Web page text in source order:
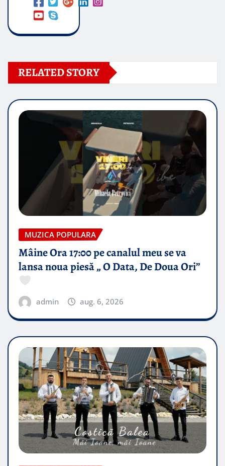
RELATED STORY
MUZICA POPULARA
Mâine Ora 17:00 pe canalul meu se va
lansa noua piesă „ O Data, De Doua Ori”
admin aug. 6, 2026